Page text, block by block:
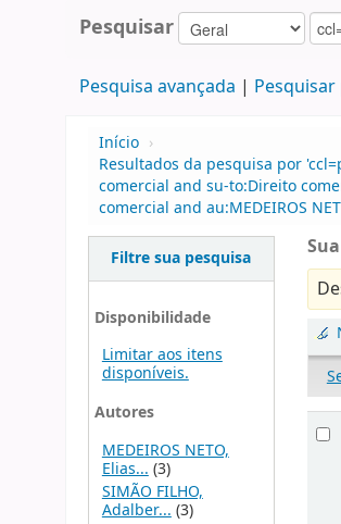
Pesquisar
Pesquisa avançada
Início ›
Resultados da pesquisa por
comercial and su-to:Direito
comercial and au:MEDEIROS
Filtre sua pesquisa
Disponibilidade
Limitar aos itens
disponíveis.
Autores
MEDEIROS NETO,
Elias... (3)
SIMÃO FILHO,
Adalber...(3)